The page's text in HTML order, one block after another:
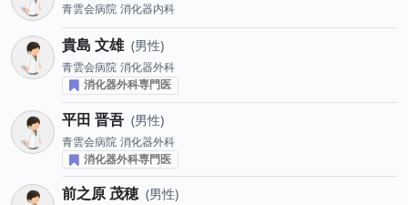
青雲会病院 消化器内科
貴島 文雄 男性
青雲会病院 消化器外科
消化器外科専門医
平田 晋吾 男性
青雲会病院 消化器外科
消化器外科専門医
前之原 茂穂 男性